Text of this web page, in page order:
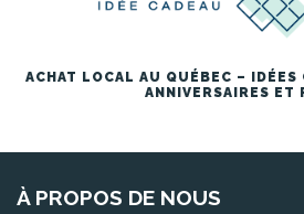
ACHAT LOCAL AU QUÉBEC –
ANNIVERSAIRES ET
À PROPOS DE NOUS